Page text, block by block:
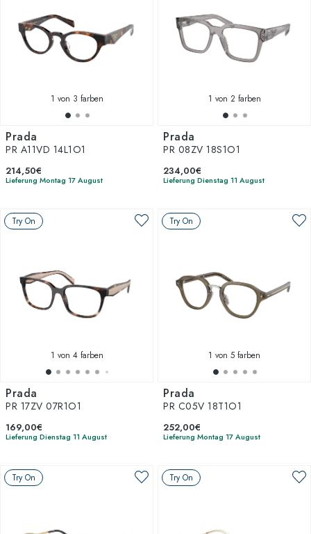
1 von 3 farben
Prada
PR A11VD 14L1O1
214,50€
Lieferung Montag 17 August
1 von 2 farben
Prada
PR 08ZV 18S1O1
234,00€
Lieferung Dienstag 11 August
Try On
1 von 4 farben
Prada
PR 17ZV 07R1O1
169,00€
Lieferung Dienstag 11 August
Try On
1 von 5 farben
Prada
PR C05V 18T1O1
252,00€
Lieferung Montag 17 August
Try On Try On